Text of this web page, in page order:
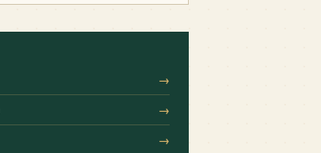
→
→
→